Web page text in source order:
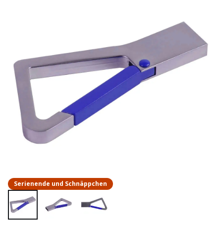
Serienende und Schnäppchen